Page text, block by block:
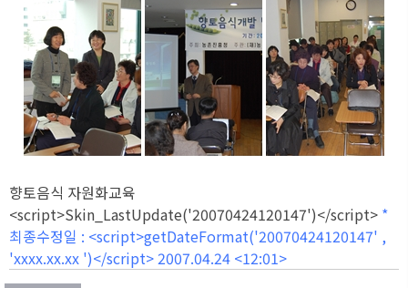
향토음식 자원화교육
<script>Skin_LastUpdate('20070424120147')</script> *
최종수정일 : <script>getDateFormat('20070424120147' ,
'xxxx.xx.xx ')</script> 2007.04.24 <12:01>